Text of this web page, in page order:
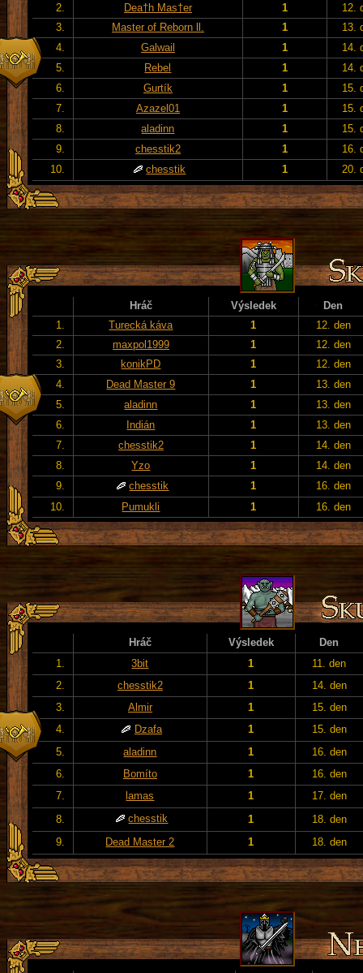
2.
Dea†h Mas†er 1
12.
3.
Master of Reborn ll. 1
13.
4.
Galwail 1
14.
5.
Rebel 1
14.
6.
Gurtík 1
15.
7.
Azazel01 1
15.
8.
aladinn 1
15.
9.
chesstik2 1
16.
10.
chesstik 1 20.
Hráč Výsledek
Den
1.
Turecká káva 1
12. den
2.
maxpol1999 1
12. den
3.
konikPD 1
12. den
4.
Dead Master 9 1
13. den
5.
aladinn 1
13. den
6.
Indián 1
13. den
7.
chesstik2 1
14. den
8.
Yzo 1
14. den
9.
chesstik 1
16. den
10.
Pumukli 1 16. den
Hráč Výsledek
Den
1.
3bit 1
11. den
2.
chesstik2 1
14. den
3.
Almir 1
15. den
4.
Dzafa 1
15. den
5.
aladinn 1
16. den
6.
Bomíto 1
16. den
7.
lamas 1
17. den
8.
chesstik 1
18. den
9.
Dead Master 2 1 18. den